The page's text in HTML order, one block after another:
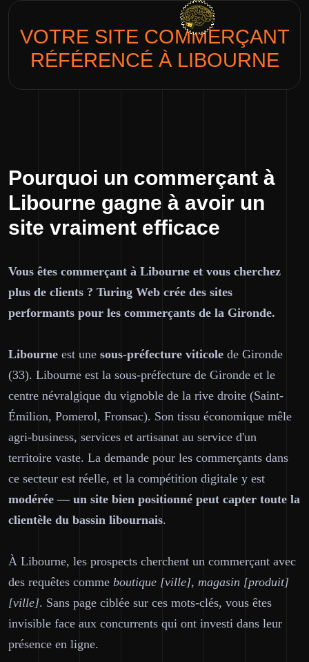
VOTRE SITE COMMERÇANT
RÉFÉRENCÉ À LIBOURNE
Pourquoi un commerçant à
Libourne gagne à avoir un
site vraiment efficace
Vous êtes commerçant à Libourne et vous cherchez
plus de clients ? Turing Web crée des sites
performants pour les commerçants de la Gironde.
Libourne est une sous-préfecture viticole de Gironde
(33). Libourne est la sous-préfecture de Gironde et le
centre névralgique du vignoble de la rive droite (Saint-
Émilion, Pomerol, Fronsac). Son tissu économique mêle
agri-business, services et artisanat au service d'un
territoire vaste. La demande pour les commerçants dans
ce secteur est réelle, et la compétition digitale y est
modérée — un site bien positionné peut capter toute la
clientèle du bassin libournais.
À Libourne, les prospects cherchent un commerçant avec
des requêtes comme boutique [ville], magasin [produit]
[ville]. Sans page ciblée sur ces mots-clés, vous êtes
invisible face aux concurrents qui ont investi dans leur
présence en ligne.